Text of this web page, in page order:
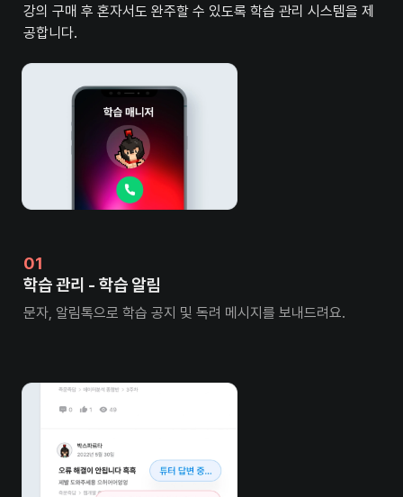
강의 구매 후 혼자서도 완주할 수 있도록 학습 관리 시스템을 제
공합니다.
학습 관리 - 학습 알림
문자, 알림톡으로 학습 공지 및 독려 메시지를 보내드려요.